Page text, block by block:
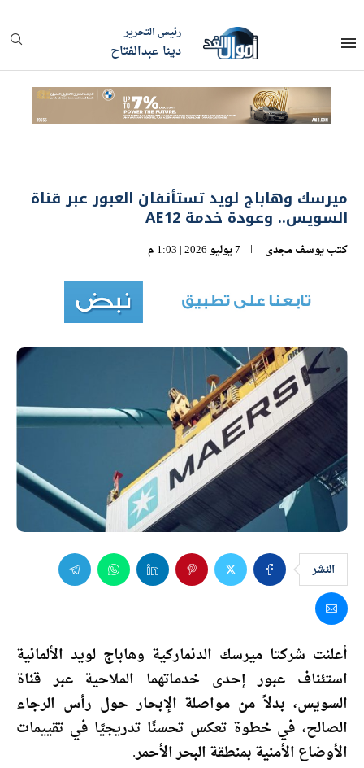
رئيس التحرير
دينا عبدالفتاح
ميرسك وهاباج لويد تستأنفان العبور عبر قناة
السويس.. وعودة خدمة AE12
كتبيوسف مجدى 7 يوليو 2026 | 1:03 م
النشر
أعلنت شركتا ميرسك الدنماركية وهاباج لويد الألمانية
استئناف عبور إحدى خدماتهما الملاحية عبر قناة
السويس، بدلاً من مواصلة الإبحار حول رأس الرجاء
الصالح، في خطوة تعكس تحسنًا تدريجيًا في تقييمات
الأوضاع الأمنية بمنطقة البحر الأحمر.